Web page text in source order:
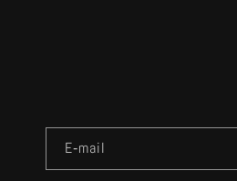
E‑mail